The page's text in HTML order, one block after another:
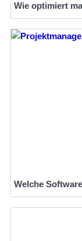
Wie optimiert
Welche